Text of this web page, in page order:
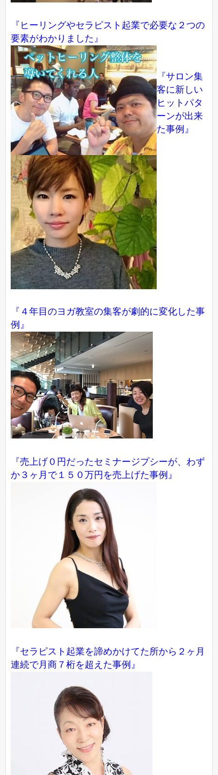
『ヒーリングやセラピスト起業で必要な２つの
要素がわかりました』
『サロン集
客に新しい
ヒットパタ
ーンが出来
た事例』
『４年目のヨガ教室の集客が劇的に変化した事
例』
『売上げ０円だったセミナージプシーが、わず
か３ヶ月で１５０万円を売上げた事例』
『セラピスト起業を諦めかけてた所から２ヶ月
連続で月商７桁を超えた事例』